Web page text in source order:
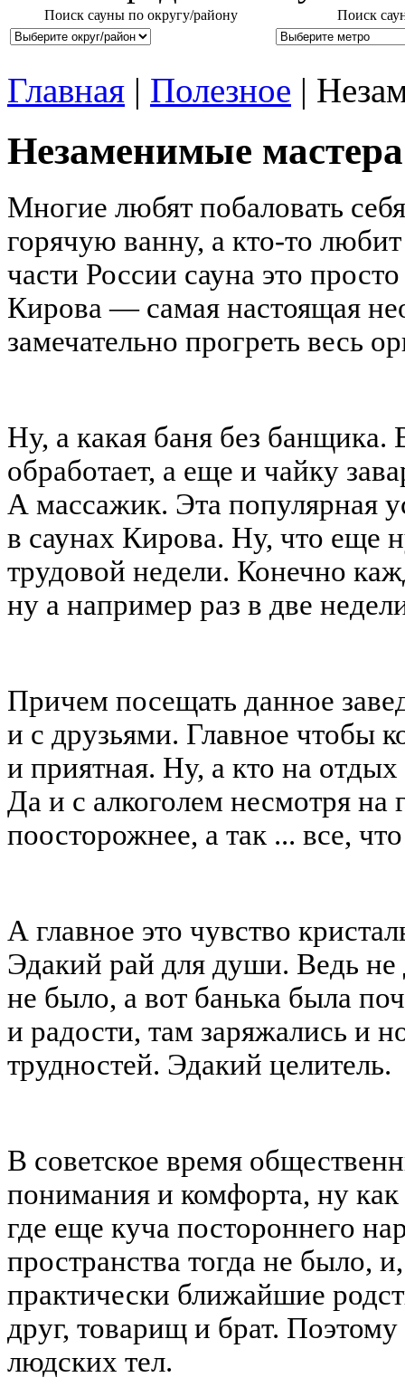
Поиск сауны по округу/району Поиск
Главная | Полезное |
Незаменимые
Многие любят побаловать
горячую ванну, а кто-то
части России сауна это
Кирова — самая настоящая
замечательно прогреть весь
Ну, а какая баня без
обработает, а еще и чайку
А массажик. Эта популярная
в саунах Кирова. Ну, что еще
трудовой недели. Конечно
ну а например раз в две
Причем посещать данное
и с друзьями. Главное чтобы
и приятная. Ну, а кто на
Да и с алкоголем несмотря
поосторожнее, а так ... все,
А главное это чувство
Эдакий рай для души. Ведь не
не было, а вот банька была
и радости, там заряжались и
трудностей. Эдакий целитель.
В советское время
понимания и комфорта, ну
где еще куча постороннего
пространства тогда не было,
практически ближайшие
друг, товарищ и брат.
людских тел.